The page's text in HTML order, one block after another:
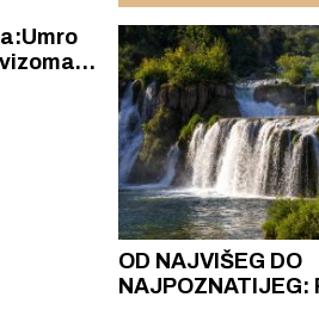
OD NAJVIŠEG DO